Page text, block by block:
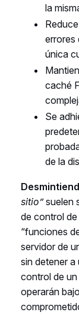
la
errores
única
caché
Se
de la
sitio”suelen
de control
“funciones
servidor de
sin detener
control de
operarán